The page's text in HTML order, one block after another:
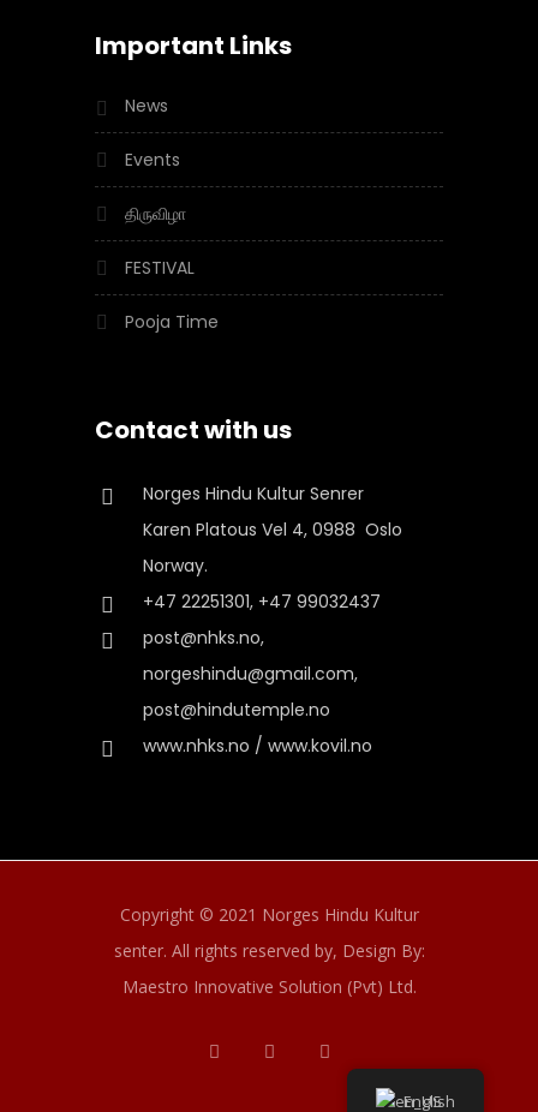
Important Links
News
Events
திருவிழா
FESTIVAL
Pooja Time
Contact with us
Norges Hindu Kultur Senrer
Karen Platous Vel 4, 0988 Oslo
Norway.
+47 22251301, +47 99032437
post@nhks.no,
norgeshindu@gmail.com,
post@hindutemple.no
www.nhks.no / www.kovil.no
Copyright © 2021 Norges Hindu Kultur
senter. All rights reserved by, Design By:
Maestro Innovative Solution (Pvt) Ltd.
English